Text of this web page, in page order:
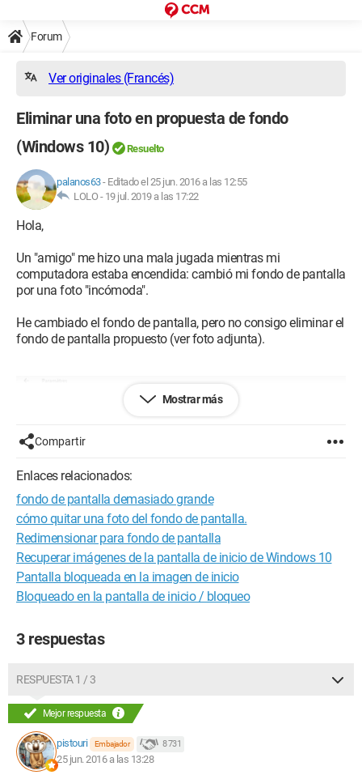
Forum
Ver originales (Francés)
Eliminar una foto en propuesta de fondo
(Windows 10)
Resuelto
palanos63- Editado el 25 jun. 2016 a las 12:55
LOLO - 19 jul. 2019 a las 17:22
Hola,
Un "amigo" me hizo una mala jugada mientras mi
computadora estaba encendida: cambió mi fondo de pantalla
por una foto "incómoda".
He cambiado el fondo de pantalla, pero no consigo eliminar el
fondo de pantalla propuesto (ver foto adjunta).
Así que hice una búsqueda en mi computadora sin olvidar los
archivos ocultos para encontrarla. Sin embargo, sigue
apareciendo como sugerencia.
Mostrar más
Compartir
Enlaces relacionados:
fondo de pantalla demasiado grande
cómo quitar una foto del fondo de pantalla.
Redimensionar para fondo de pantalla
Recuperar imágenes de la pantalla de inicio de Windows 10
Pantalla bloqueada en la imagen de inicio
Bloqueado en la pantalla de inicio / bloqueo
3 respuestas
RESPUESTA 1 / 3
Mejor respuesta
pistouri Embajador 8 731
25 jun. 2016 a las 13:28